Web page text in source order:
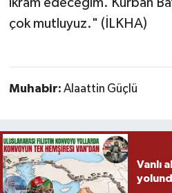
ikram edeceğim. Kurban
çok mutluyuz." (İLKHA)
Muhabir: Alaattin Güçlü
Vanlı